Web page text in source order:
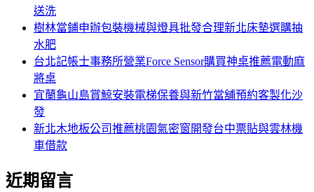
送洗
樹林當鋪申辦包裝機械與燈具批發合理新北床墊選購抽
水肥
台北記帳士事務所營業Force Sensor購買神桌推薦電動麻
將桌
宜蘭龜山島賞鯨安裝電梯保養與新竹當舖預約客製化沙
發
新北木地板公司推薦桃園氣密窗開發台中票貼與雲林機
車借款
近期留言